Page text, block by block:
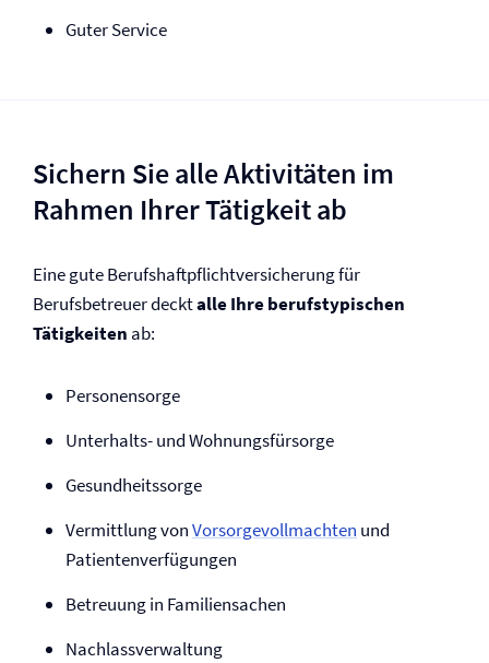
Guter Service
Sichern Sie alle Aktivitäten im
Rahmen Ihrer Tätigkeit ab
Eine gute Berufs­haftpflicht­versicherung für
Berufsbetreuer decktalle Ihre berufstypischen
Tätigkeiten ab:
Personensorge
Unterhalts- und Wohnungsfürsorge
Gesundheitssorge
Vermittlung vonVorsorgevollmachten und
Patientenverfügungen
Betreuung in Familiensachen
Nachlass­verwaltung